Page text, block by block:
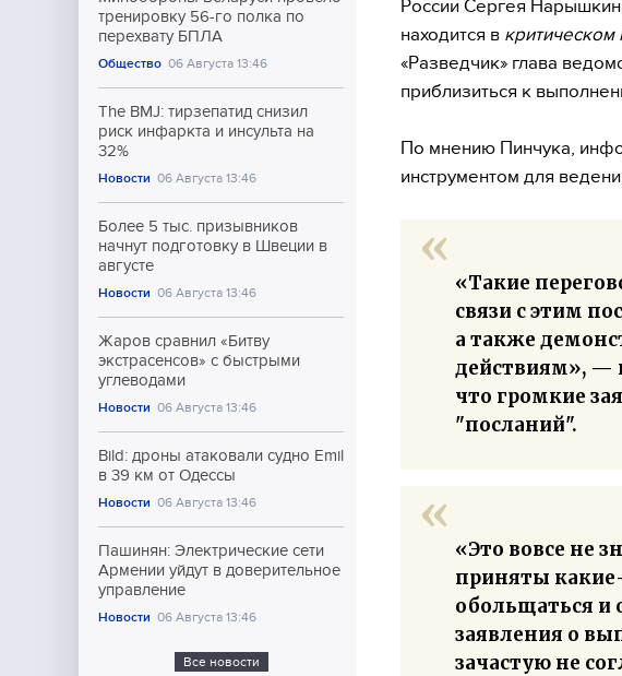
тренировку 56-го полка по
перехвату БПЛА
Общество 06 Августа 13:46
The BMJ: тирзепатид снизил
риск инфаркта и инсульта на
32%
Новости 06 Августа 13:46
Более 5 тыс. призывников
начнут подготовку в Швеции в
августе
Новости 06 Августа 13:46
Жаров сравнил «Битву
экстрасенсов» с быстрыми
углеводами
Новости 06 Августа 13:46
Bild: дроны атаковали судно Emil
в 39 км от Одессы
Новости 06 Августа 13:46
Пашинян: Электрические сети
Армении уйдут в доверительное
управление
Новости 06 Августа 13:46
Все новости
России Сергея
находится в критическом
«Разведчик» глава
приблизиться к
По мнению Пинчука,
инструментом для
«Такие
связи с этим
а также
действиям», —
что громкие
"посланий".
«Это вовсе не
приняты
обольщаться и
заявления о
зачастую не